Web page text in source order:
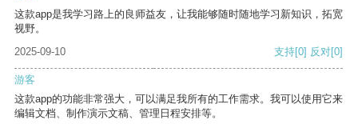
这款app是我学习路上的良师益友，让我能够随时随地学习新知识，拓宽
视野。
2025-09-10
支持[0] 反对[0]
游客
这款app的功能非常强大，可以满足我所有的工作需求。我可以使用它来
编辑文档、制作演示文稿、管理日程安排等。